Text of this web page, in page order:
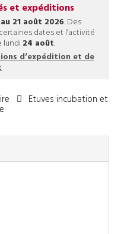
et expéditions
21 août 2026. Des
dates et l’activité
lundi 24 août.
d’expédition et de
Etuves incubation et